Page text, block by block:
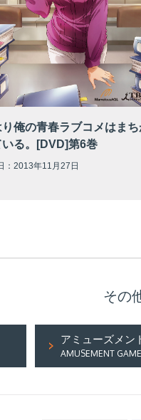
俺の青春ラブコメはまち
いる。[DVD]第6巻
：2013年11月27日
その
アミューズメン
AMUSEMENT GAME